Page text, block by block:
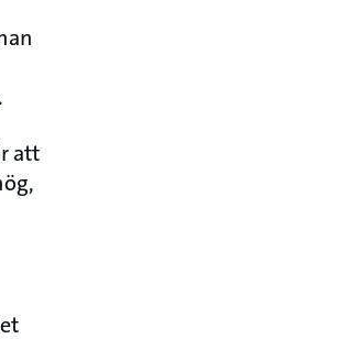
att